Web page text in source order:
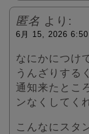
匿名 より:
6月 15, 2026
なにかにつけ
うんざりする
通知来たとこ
ンなくしてく
こんなにスタ